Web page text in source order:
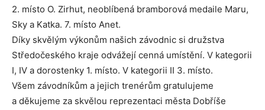
2. místo O. Zirhut, neoblíbená bramborová medaile Maru,
Sky a Katka. 7. místo Anet.
Díky skvělým výkonům našich závodnic si družstva
Středočeského kraje odvážejí cenná umístění. V kategorii
I, IV a dorostenky 1. místo. V kategorii II 3. místo.
Všem závodníkům a jejich trenérům gratulujeme
a děkujeme za skvělou reprezentaci města Dobříše